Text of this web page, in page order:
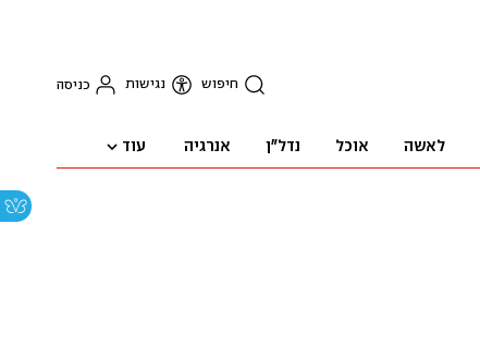
חיפוש נגישות כניסה
לאשה אוכל נדל"ן אנרגיה עוד